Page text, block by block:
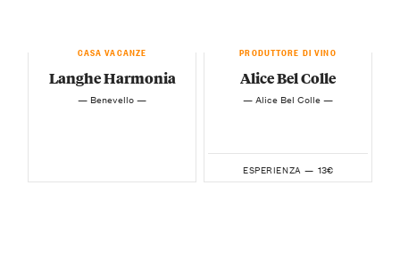
CASA VACANZE
Langhe Harmonia
— Benevello —
PRODUTTORE DI VINO
Alice Bel Colle
— Alice Bel Colle —
ESPERIENZA — 13€